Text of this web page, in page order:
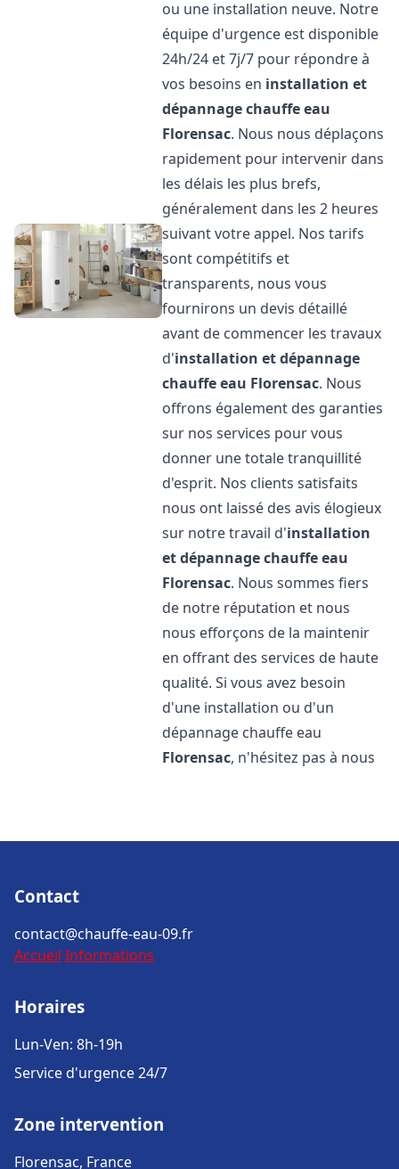
ou une installation neuve. Notre
équipe d'urgence est disponible
24h/24 et 7j/7 pour répondre à
vos besoins en installation et
dépannage chauffe eau
Florensac. Nous nous déplaçons
rapidement pour intervenir dans
les délais les plus brefs,
généralement dans les 2 heures
suivant votre appel. Nos tarifs
sont compétitifs et
transparents, nous vous
fournirons un devis détaillé
avant de commencer les travaux
d'installation et dépannage
chauffe eau Florensac. Nous
offrons également des garanties
sur nos services pour vous
donner une totale tranquillité
d'esprit. Nos clients satisfaits
nous ont laissé des avis élogieux
sur notre travail d'installation
et dépannage chauffe eau
Florensac. Nous sommes fiers
de notre réputation et nous
nous efforçons de la maintenir
en offrant des services de haute
qualité. Si vous avez besoin
d'une installation ou d'un
dépannage chauffe eau
Florensac, n'hésitez pas à nous
Contact
contact@chauffe-eau-09.fr
Accueil Informations
Horaires
Lun-Ven: 8h-19h
Service d'urgence 24/7
Zone intervention
Florensac, France